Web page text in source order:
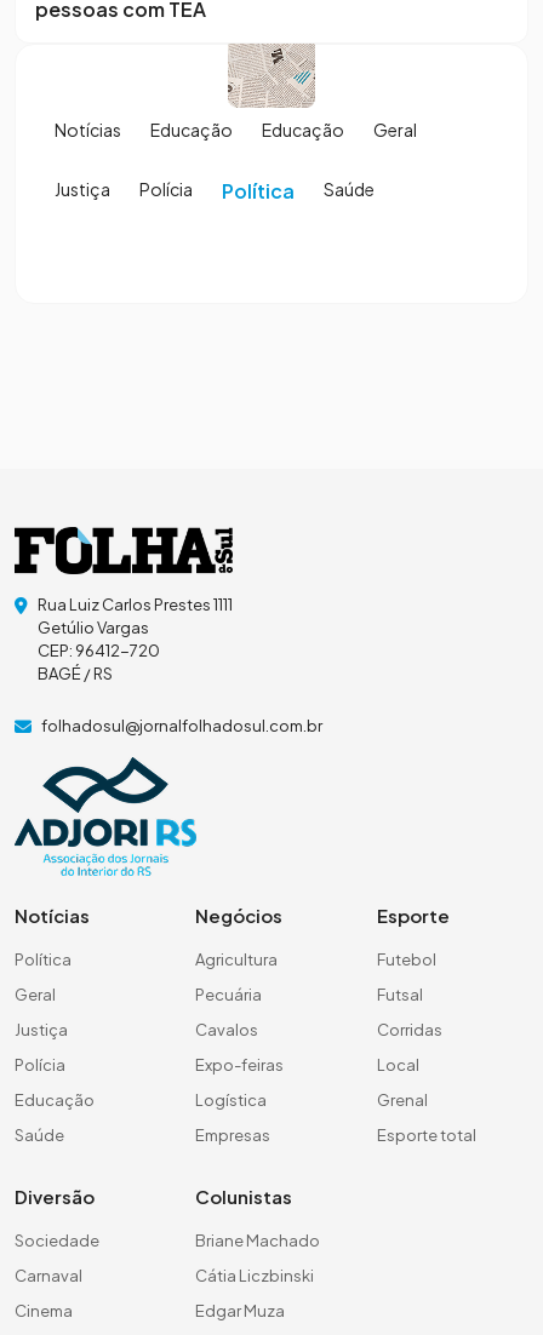
pessoas com TEA
Notícias Educação Educação Geral
Justiça Polícia Política Saúde
Rua Luiz Carlos Prestes 1111
Getúlio Vargas
CEP: 96412-720
BAGÉ / RS
folhadosul@jornalfolhadosul.com.br
Notícias
Política
Geral
Justiça
Polícia
Educação
Saúde
Negócios
Agricultura
Pecuária
Cavalos
Expo-feiras
Logística
Empresas
Esporte
Futebol
Futsal
Corridas
Local
Grenal
Esporte total
Diversão
Sociedade
Carnaval
Cinema
Colunistas
Briane Machado
Cátia Liczbinski
Edgar Muza